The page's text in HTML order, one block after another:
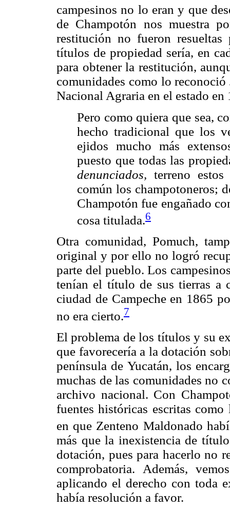
campesinos no lo eran y que
de Champotón nos muestra
restitución no fueron
títulos de propiedad sería, en
para obtener la restitución,
comunidades como lo
Nacional Agraria en el estado en
Pero como quiera que sea,
hecho tradicional que los
ejidos mucho más
puesto que todas las
denunciados, terreno estos
común los champotoneros;
Champotón fue engañado
cosa titulada.6
Otra comunidad, Pomuch,
original y por ello no logró
parte del pueblo. Los
tenían el título de sus tierras a
ciudad de Campeche en 1865
no era cierto.7
El problema de los títulos y su
que favorecería a la dotación
península de Yucatán, los
muchas de las comunidades no
archivo nacional. Con
fuentes históricas escritas
en que Zenteno Maldonado
más que la inexistencia de
dotación, pues para hacerlo no
comprobatoria. Además,
aplicando el derecho con toda
había resolución a favor.